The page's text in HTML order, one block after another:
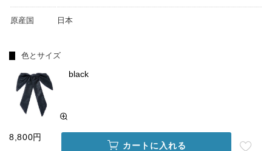
原産国 日本
色とサイズ
black
8,800円
カートに入れる